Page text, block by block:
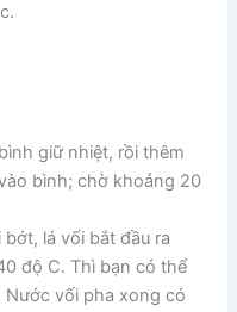
giữ nhiệt, rồi thêm
bình; chờ khoảng 20
lá vối bắt đầu ra
độ C. Thì bạn có thể
vối pha xong có